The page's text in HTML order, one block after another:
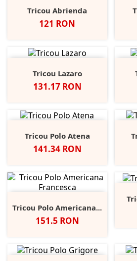
Tricou Abrienda
Pret
121 RON
Tricou Lazaro
Pret
131.17 RON
Tricou Polo Atena
Pret
141.34 RON
Tricou Polo Americana...
Pret
151.5 RON